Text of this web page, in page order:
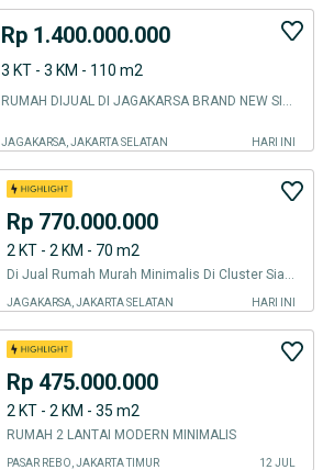
Rp 1.400.000.000
3 KT - 3 KM - 110 m2
RUMAH DIJUAL DI JAGAKARSA BRAND NEW SIAP HUNI DAN STRATEGIS
JAGAKARSA, JAKARTA SELATAN HARI INI
Rp 770.000.000
2 KT - 2 KM - 70 m2
Di Jual Rumah Murah Minimalis Di Cluster Siap Huni Area Jagakarsa
JAGAKARSA, JAKARTA SELATAN HARI INI
Rp 475.000.000
2 KT - 2 KM - 35 m2
RUMAH 2 LANTAI MODERN MINIMALIS
PASAR REBO, JAKARTA TIMUR 12 JUL